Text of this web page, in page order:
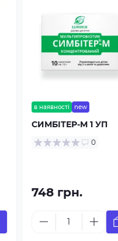
в наявності new
СИМБІТЕР-М 1 УП
0
748 грн.